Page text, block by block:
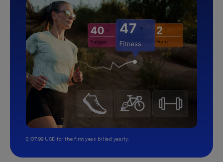
$107.99 USD for the first year, billed yearly.